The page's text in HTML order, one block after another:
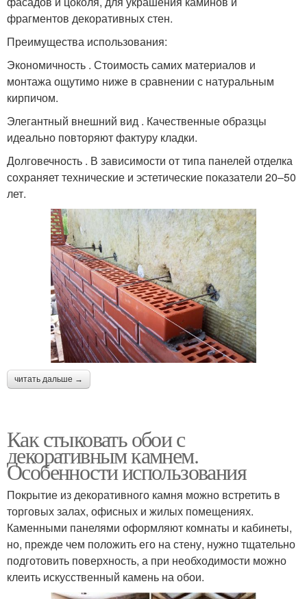
фрагментов декоративных стен.
Преимущества использования:
Экономичность . Стоимость самих материалов и
монтажа ощутимо ниже в сравнении с натуральным
кирпичом.
Элегантный внешний вид . Качественные образцы
идеально повторяют фактуру кладки.
Долговечность . В зависимости от типа панелей отделка
сохраняет технические и эстетические показатели 20–50
лет.
читать дальше →
Как стыковать обои с
декоративным камнем.
Особенности использования
Покрытие из декоративного камня можно встретить в
торговых залах, офисных и жилых помещениях.
Каменными панелями оформляют комнаты и кабинеты,
но, прежде чем положить его на стену, нужно тщательно
подготовить поверхность, а при необходимости можно
клеить искусственный камень на обои.